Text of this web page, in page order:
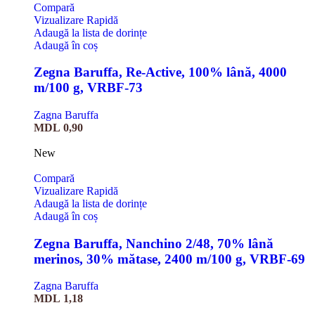
Compară
Vizualizare Rapidă
Adaugă la lista de dorințe
Adaugă în coș
Zegna Baruffa, Re-Active, 100% lână, 4000
m/100 g, VRBF-73
Zagna Baruffa
MDL 0,90
New
Compară
Vizualizare Rapidă
Adaugă la lista de dorințe
Adaugă în coș
Zegna Baruffa, Nanchino 2/48, 70% lână
merinos, 30% mătase, 2400 m/100 g, VRBF-69
Zagna Baruffa
MDL 1,18